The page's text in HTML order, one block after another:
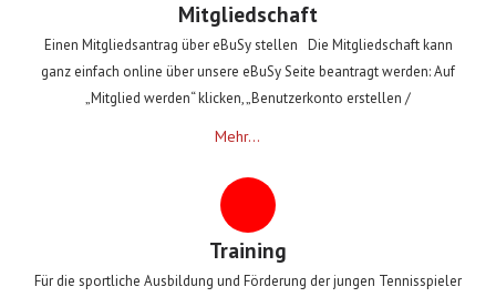
Mitgliedschaft
Einen Mitgliedsantrag über eBuSy stellen Die Mitgliedschaft kann
ganz einfach online über unsere eBuSy Seite beantragt werden: Auf
„Mitglied werden“ klicken, „Benutzerkonto erstellen /
Mehr...
Training
Für die sportliche Ausbildung und Förderung der jungen Tennisspieler